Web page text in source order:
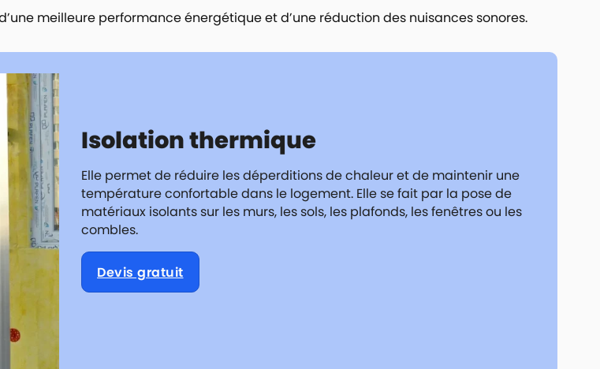
meilleure performance énergétique et d’une réduction des nuisances sonores.
Isolation thermique
Elle permet de réduire les déperditions de chaleur et de maintenir une
température confortable dans le logement. Elle se fait par la pose de
matériaux isolants sur les murs, les sols, les plafonds, les fenêtres ou les
combles.
Devis gratuit